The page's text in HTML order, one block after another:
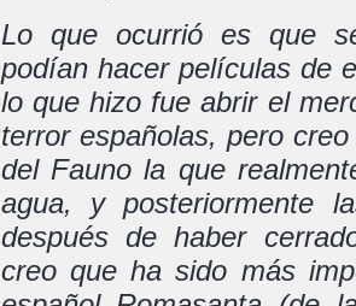
Lo que ocurrió es que
podían hacer películas de
lo que hizo fue abrir el
terror españolas, pero
del Fauno la que
agua, y posteriormente
después de haber
creo que ha sido más